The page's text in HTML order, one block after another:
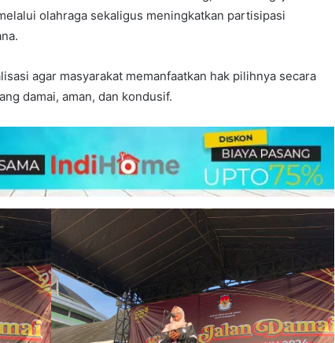
olahraga sekaligus meningkatkan partisipasi
agar masyarakat memanfaatkan hak pilihnya secara
damai, aman, dan kondusif.